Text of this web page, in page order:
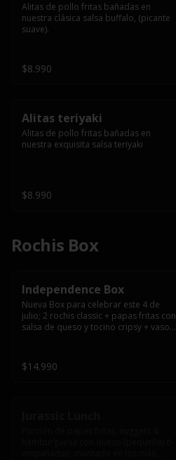
Alitas de pollo fritas bañadas en
nuestra clásica salsa buffalo, (picante
suave).
$8.990
Alitas teriyaki
Alitas de pollo fritas bañadas en
nuestra exquisita salsa teriyaki
$8.990
Rochis Box
Independence Box
Nueva Box para celebrar este 4 de
julio; 2 rochis classic + papas fritas con
salsa de queso y tocino cripsy + vaso
$14.990